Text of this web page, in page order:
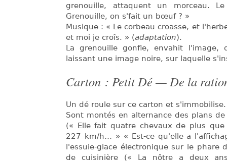
grenouille, attaquent un morceau.
Grenouille, on s'fait un bœuf ? »
Musique : « Le corbeau croasse, et
et moi je croîs. » (adaptation).
La grenouille gonfle, envahit l'image,
laissant une image noire, sur laquelle
Carton : Petit Dé — De la
Un dé roule sur ce carton et s'immobilise.
Sont montés en alternance des plans
(« Elle fait quatre chevaux de plus
227 km/h… » « Est-ce qu'elle a
l'essuie-glace électronique sur le
de cuisinière (« La nôtre a deux